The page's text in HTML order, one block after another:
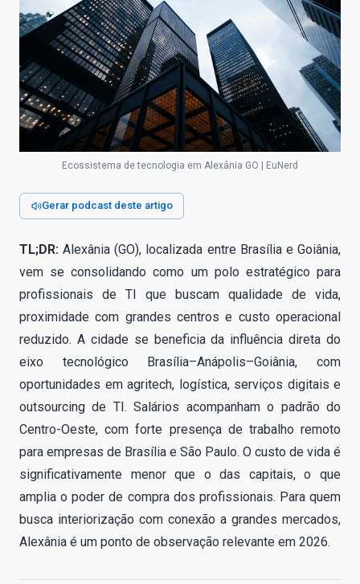
Ecossistema de tecnologia em Alexânia GO | EuNerd
Gerar podcast deste artigo
TL;DR: Alexânia (GO), localizada entre Brasília e Goiânia,
vem se consolidando como um polo estratégico para
profissionais de TI que buscam qualidade de vida,
proximidade com grandes centros e custo operacional
reduzido. A cidade se beneficia da influência direta do
eixo tecnológico Brasília–Anápolis–Goiânia, com
oportunidades em agritech, logística, serviços digitais e
outsourcing de TI. Salários acompanham o padrão do
Centro-Oeste, com forte presença de trabalho remoto
para empresas de Brasília e São Paulo. O custo de vida é
significativamente menor que o das capitais, o que
amplia o poder de compra dos profissionais. Para quem
busca interiorização com conexão a grandes mercados,
Alexânia é um ponto de observação relevante em 2026.